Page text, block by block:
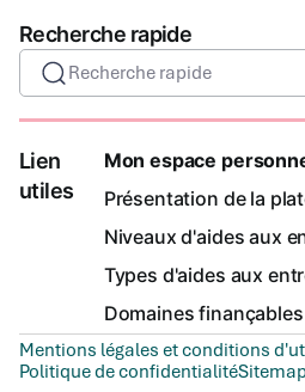
Recherche rapide
Recherche rapide
Lien
utiles
Mon espace
Présentation de la
Niveaux d'aides aux
Types d'aides aux
Domaines
Mentions légales et conditions
Politique de confidentialité